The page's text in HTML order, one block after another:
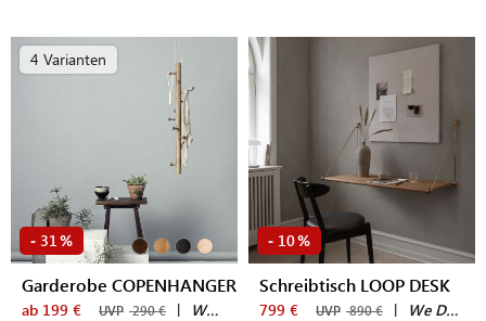
Esszimmer, Eingangsbereich
oder Schlafzimmer
4 Varianten
- 31 %
Garderobe COPENHANGER
ab 199 € UVP 290 € | We Do Wood
- 10%
Schreibtisch LOOP DESK
799 € UVP 890 € | We Do Wood